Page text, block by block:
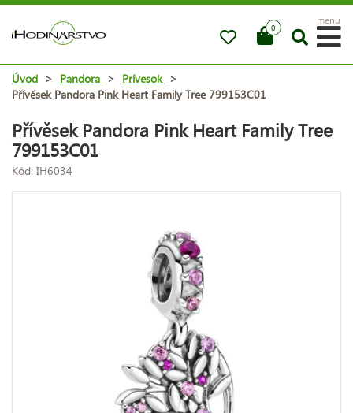
0
menu
Úvod > Pandora > Prívesok >
Přívěsek Pandora Pink Heart Family Tree 799153C01
Přívěsek Pandora Pink Heart Family Tree
799153C01
Kód: IH6034